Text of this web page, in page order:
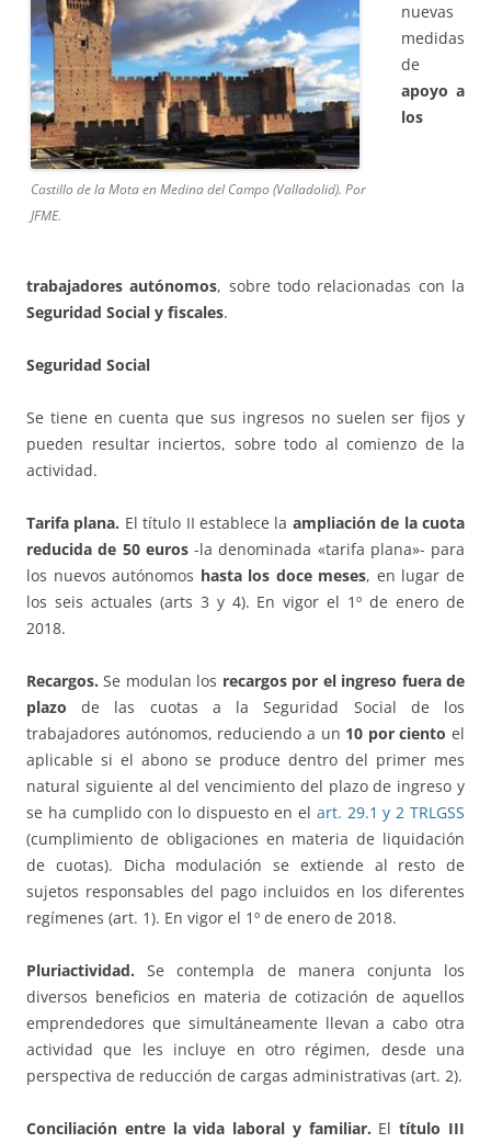
Castillo de la Mota en Medina del Campo (Valladolid). Por
JFME.
nuevas
medidas
de
apoyo a
los
trabajadores autónomos, sobre todo relacionadas con la
Seguridad Social y fiscales.
Seguridad Social
Se tiene en cuenta que sus ingresos no suelen ser fijos y
pueden resultar inciertos, sobre todo al comienzo de la
actividad.
Tarifa plana. El título II establece la ampliación de la cuota
reducida de 50 euros-la denominada «tarifa plana»- para
los nuevos autónomos hasta los doce meses, en lugar de
los seis actuales (arts 3 y 4). En vigor el 1º de enero de
2018.
Recargos. Se modulan los recargos por el ingreso fuera de
plazo de las cuotas a la Seguridad Social de los
trabajadores autónomos, reduciendo a un 10 por ciento el
aplicable si el abono se produce dentro del primer mes
natural siguiente al del vencimiento del plazo de ingreso y
se ha cumplido con lo dispuesto en el art. 29.1 y 2 TRLGSS
(cumplimiento de obligaciones en materia de liquidación
de cuotas). Dicha modulación se extiende al resto de
sujetos responsables del pago incluidos en los diferentes
regímenes (art. 1). En vigor el 1º de enero de 2018.
Pluriactividad. Se contempla de manera conjunta los
diversos beneficios en materia de cotización de aquellos
emprendedores que simultáneamente llevan a cabo otra
actividad que les incluye en otro régimen, desde una
perspectiva de reducción de cargas administrativas (art. 2).
Conciliación entre la vida laboral y familiar. Eltítulo III